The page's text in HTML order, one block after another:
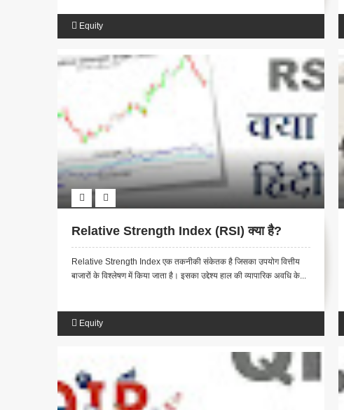
Equity
Relative Strength Index (RSI) क्या है?
Relative Strength Index एक तकनीकी संकेतक है जिसका उपयोग वित्तीय
बाजारों के विश्लेषण में किया जाता है। इसका उद्देश्य हाल की व्यापारिक अवधि के...
Equity